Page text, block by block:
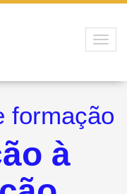
formação
à